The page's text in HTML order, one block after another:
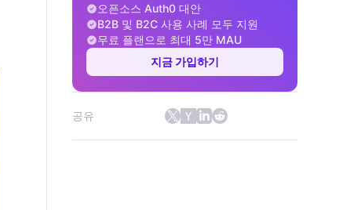
오픈소스 Auth0 대안
B2B 및 B2C 사용 사례 모두 지원
무료 플랜으로 최대 5만 MAU
지금 가입하기
공유